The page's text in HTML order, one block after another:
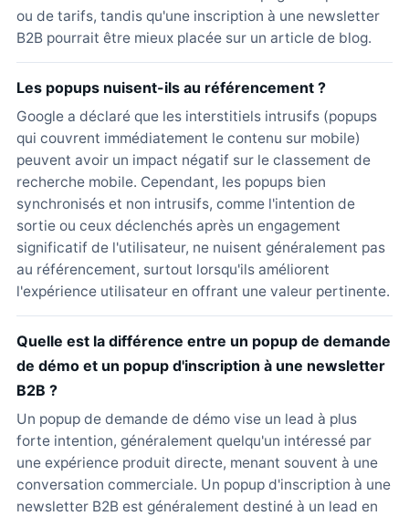
ou de tarifs, tandis qu'une inscription à une newsletter
B2B pourrait être mieux placée sur un article de blog.
Les popups nuisent-ils au référencement ?
Google a déclaré que les interstitiels intrusifs (popups
qui couvrent immédiatement le contenu sur mobile)
peuvent avoir un impact négatif sur le classement de
recherche mobile. Cependant, les popups bien
synchronisés et non intrusifs, comme l'intention de
sortie ou ceux déclenchés après un engagement
significatif de l'utilisateur, ne nuisent généralement pas
au référencement, surtout lorsqu'ils améliorent
l'expérience utilisateur en offrant une valeur pertinente.
Quelle est la différence entre un popup de demande
de démo et un popup d'inscription à une newsletter
B2B ?
Un popup de demande de démo vise un lead à plus
forte intention, généralement quelqu'un intéressé par
une expérience produit directe, menant souvent à une
conversation commerciale. Un popup d'inscription à une
newsletter B2B est généralement destiné à un lead en